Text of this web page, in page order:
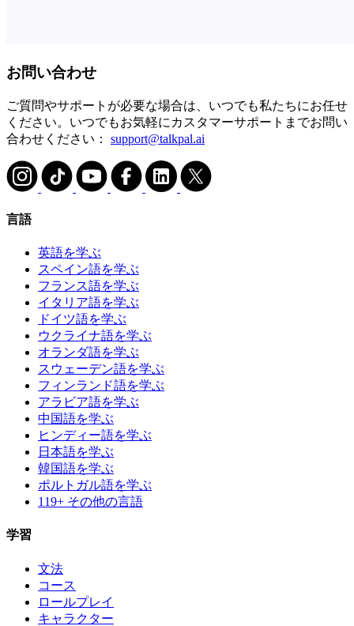
お問い合わせ
ご質問やサポートが必要な場合は、いつでも私たちにお任せ
ください。いつでもお気軽にカスタマーサポートまでお問い
合わせください： support@talkpal.ai
言語
英語を学ぶ
スペイン語を学ぶ
フランス語を学ぶ
イタリア語を学ぶ
ドイツ語を学ぶ
ウクライナ語を学ぶ
オランダ語を学ぶ
スウェーデン語を学ぶ
フィンランド語を学ぶ
アラビア語を学ぶ
中国語を学ぶ
ヒンディー語を学ぶ
日本語を学ぶ
韓国語を学ぶ
ポルトガル語を学ぶ
119+ その他の言語
学習
文法
コース
ロールプレイ
キャラクター